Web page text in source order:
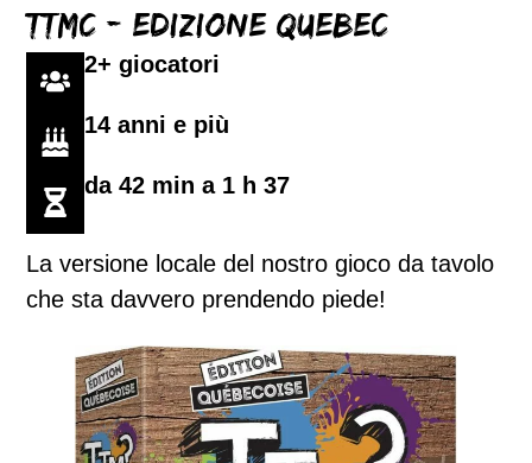
TTMC - Edizione Quebec
2+ giocatori
14 anni e più
da 42 min a 1 h 37
La versione locale del nostro gioco da tavolo
che sta davvero prendendo piede!